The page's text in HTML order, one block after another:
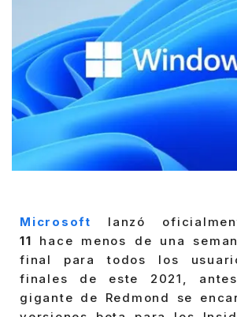
Microsoft lanzó
11 hace menos de una
final para todos los
finales de este 2021,
gigante de Redmond se